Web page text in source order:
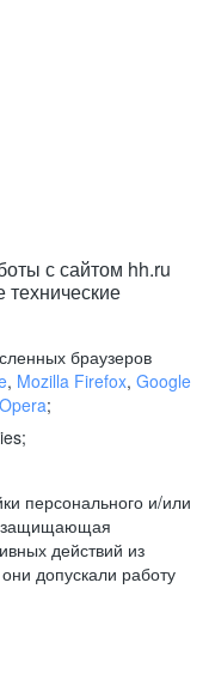
с сайтом hh.ru
браузеров
, Mozilla Firefox, Google
Opera;
персонального и/или
защищающая
действий из
допускали работу